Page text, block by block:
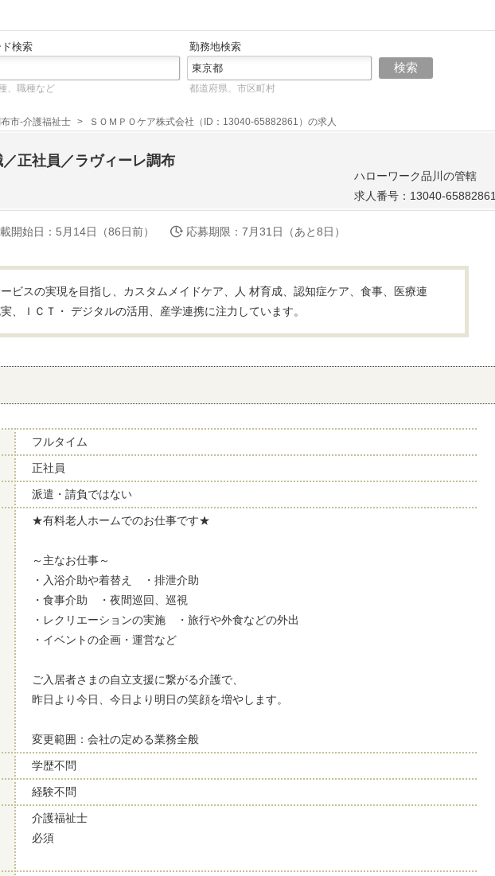
検索 勤務地検索
、職種など 都道府県、市区町村
市-介護福祉士 ＳＯＭＰＯケア株式会社（ID：13040-65882861）の求人
正社員／ラヴィーレ調布
ハローワーク品川の管轄
求人番号：13040-65882861
開始日 ：5月14日（86日前） 応募期限 ：7月31日（あと8日）
ビスの実現を目指し、カスタムメイドケア、人 材育成、認知症ケア、食事、医療連
、ＩＣＴ・ デジタルの活用、産学連携に注力しています。
フルタイム
正社員
派遣・請負ではない
★有料老人ホームでのお仕事です★
～主なお仕事～
・入浴介助や着替え ・排泄介助
・食事介助 ・夜間巡回、巡視
・レクリエーションの実施 ・旅行や外食などの外出
・イベントの企画・運営など
ご入居者さまの自立支援に繋がる介護で、
昨日より今日、今日より明日の笑顔を増やします。
変更範囲：会社の定める業務全般
学歴不問
経験不問
介護福祉士
必須